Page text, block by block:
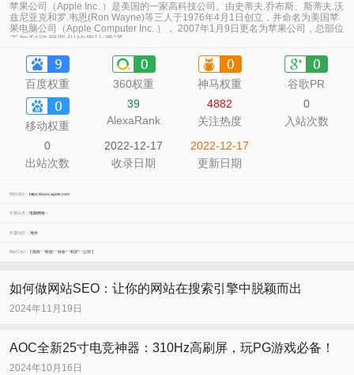
苹果公司（Apple Inc. ）是美国的一家高科技公司。由史蒂夫.乔布斯、斯蒂夫.沃
兹尼亚克和罗.韦恩(Ron Wayne)等三人于1976年4月1日创立，并命名为美国苹
果电脑公司（Apple Computer Inc. ）， 2007年1月9日更名为苹果公司，总部位
于加利福尼亚州的库比蒂诺。
百度权重 360权重 神马权重 谷歌PR
移动权重
39
AlexaRank
4882
关注热度
0
入站次数
0
出站次数
2022-12-17
收录日期
2022-12-17
更新日期
网站地址： https://www.apple.com
所属分类： 电脑网络>
所属地区： 海外
网站TAG： ["高科" "科技" "并命" "和罗" "公司"]
如何做网站SEO：让你的网站在搜索引擎中脱颖而出
2024年11月19日
AOC全新25寸电竞神器：310Hz高刷屏，玩PG游戏必备！
2024年10月16日